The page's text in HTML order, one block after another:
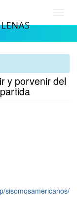
y porvenir del
sisomosamericanos/